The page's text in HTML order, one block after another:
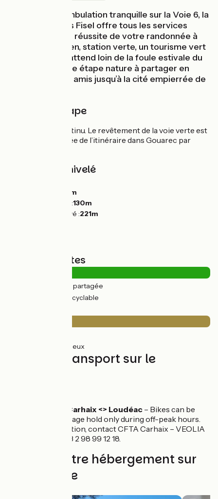
Après une déambulation tranquille sur la Voie 6, la
capitale du Pays Fisel offre tous les services
nécessaires à la réussite de votre randonnée à
vélo. À Rostrenen, station verte, un tourisme vert
alternatif vous attend loin de la foule estivale du
bord de mer. Une étape nature à partager en
famille ou entre amis jusqu’à la cité empierrée de
Détail de l'étape
Voie verte en continu. Le revêtement de la voie verte est
en stabilisé. Arrivée de l’itinéraire dans Gouarec par
Pentes et dénivelé
100m
Point le plus bas :130m
Point le plus élevé :221m
Types de routes
(14%) Route partagée
(86%) Voie cyclable
(86%) Rugueux
Trains et transport sur le
Tibus line No. 4 Carhaix <> Loudéac – Bikes can be
carried in the luggage hold only during off-peak hours.
For more information, contact CFTA Carhaix – VEOLIA
Transport. Tel: +33 2 98 99 12 18.
Trouvez votre hébergement sur
cette étape